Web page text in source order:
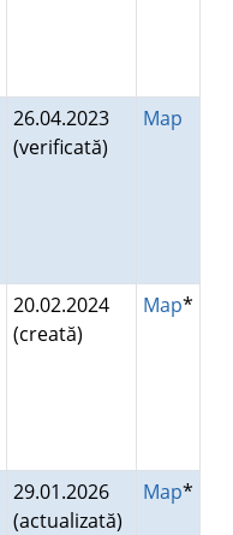
26.04.2023
(verificată)
Map
20.02.2024
(creată)
Map*
29.01.2026
(actualizată)
Map*